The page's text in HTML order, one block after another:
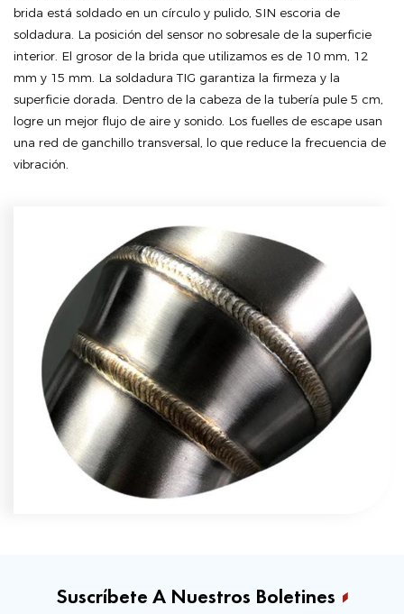
brida está soldado en un círculo y pulido, SIN escoria de
soldadura. La posición del sensor no sobresale de la superficie
interior. El grosor de la brida que utilizamos es de 10 mm, 12
mm y 15 mm. La soldadura TIG garantiza la firmeza y la
superficie dorada. Dentro de la cabeza de la tubería pule 5 cm,
logre un mejor flujo de aire y sonido. Los fuelles de escape usan
una red de ganchillo transversal, lo que reduce la frecuencia de
vibración.
Suscríbete A Nuestros Boletines